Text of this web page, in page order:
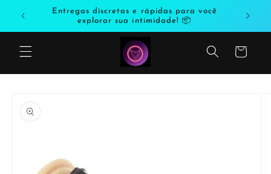
para o
Entregas discretas e rápidas para você
explorar sua intimidade! 📦
Carrinho
informação
do produto